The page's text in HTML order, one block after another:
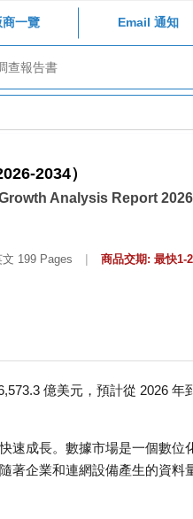
商一覽 Email 通知
2034）
Analysis Report
文 199 Pages | 商品交期: 最快1-
億美元，預計從 2026 年
速成長。數據市場是一個數位
著企業和連網設備產生的資料